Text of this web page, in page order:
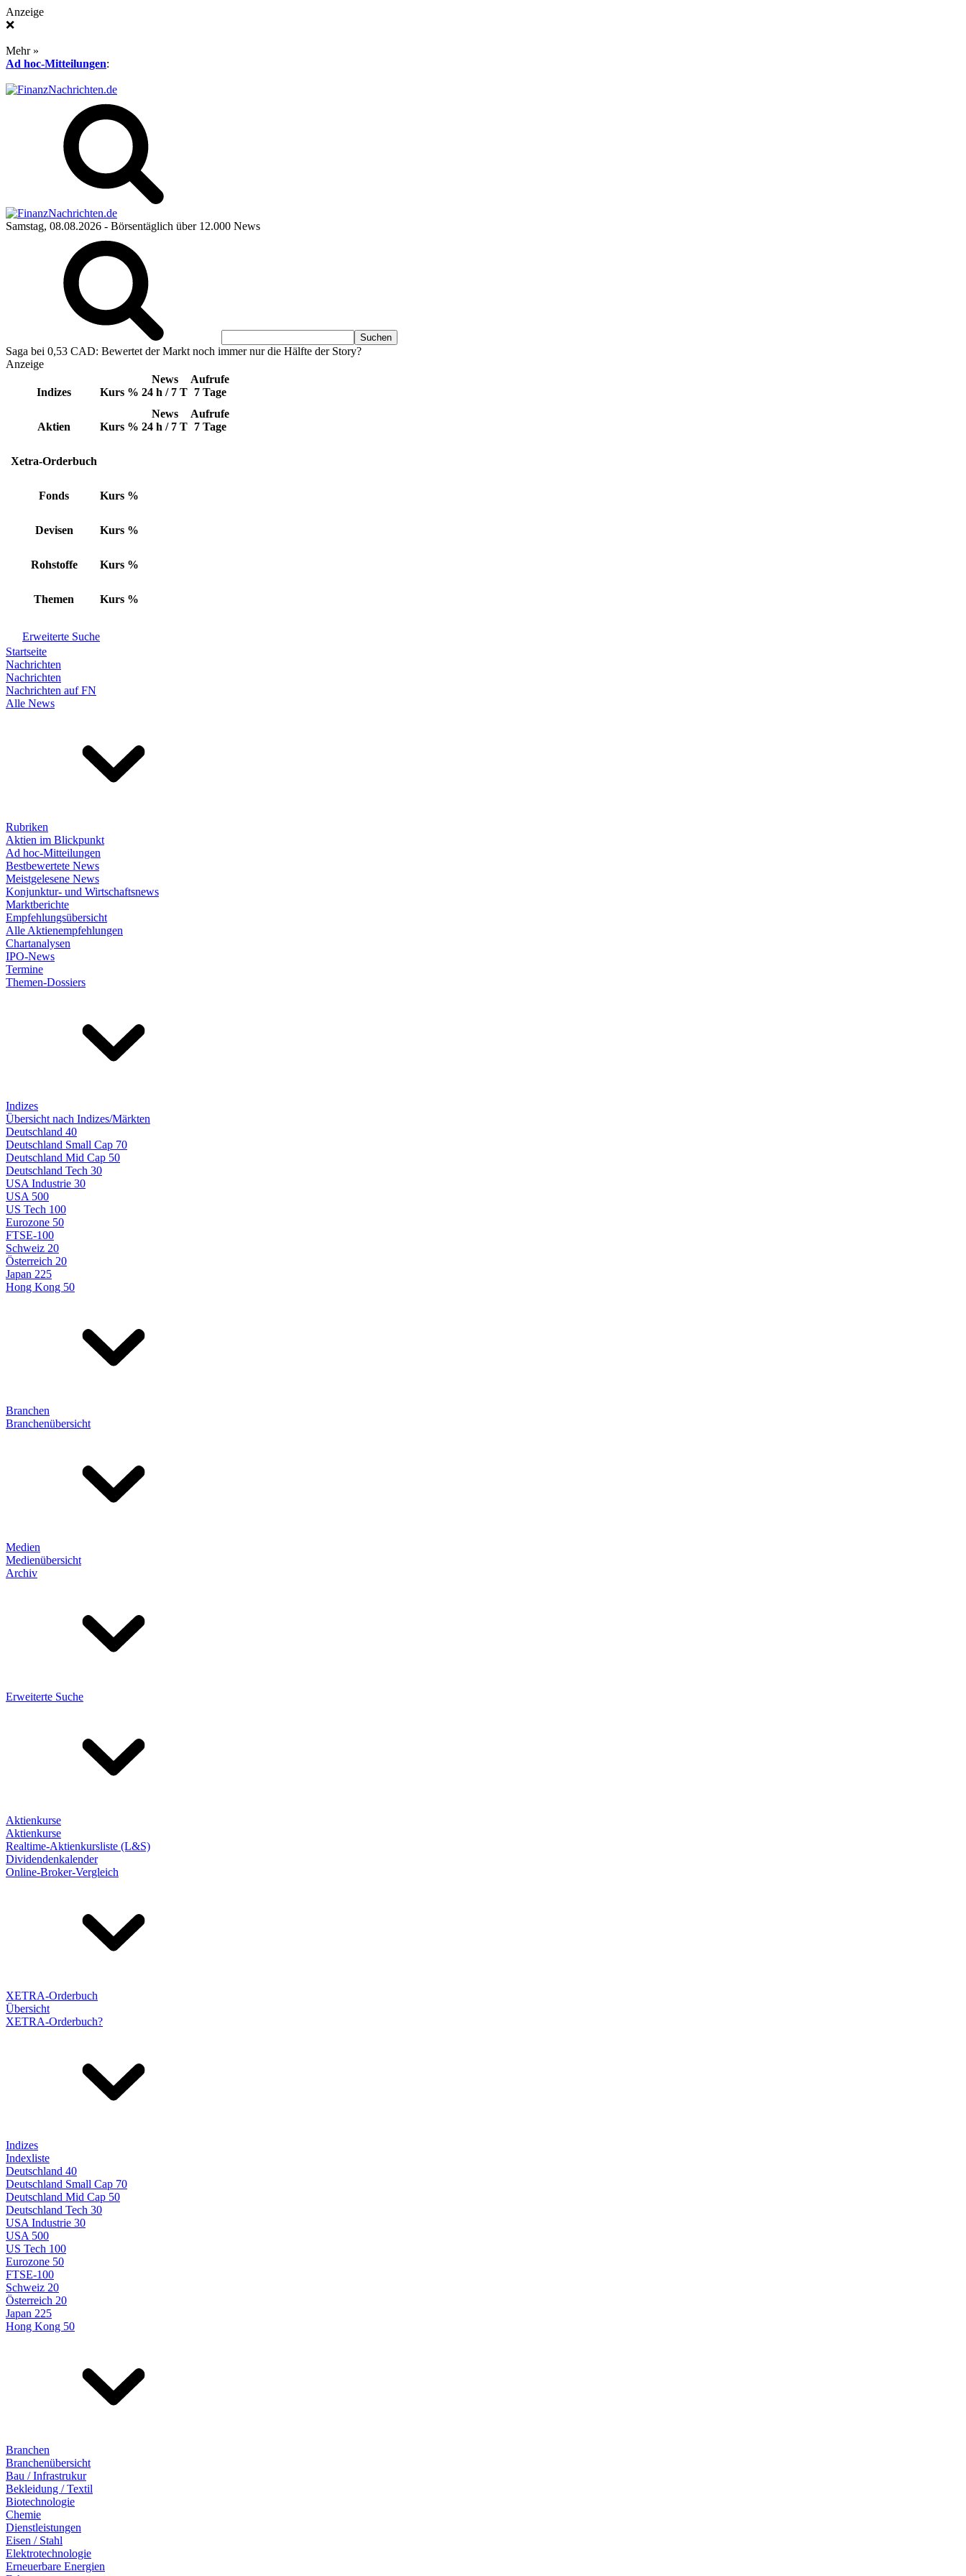
Anzeige
❌
Mehr »
Ad hoc-Mitteilungen:
Samstag, 08.08.2026 - Börsentäglich über 12.000 News
Saga bei 0,53 CAD: Bewertet der Markt noch immer nur die Hälfte der Story?
Anzeige
Indizes Kurs %
News
24 h / 7 T
Aufrufe
7 Tage
Aktien Kurs %
News
24 h / 7 T
Aufrufe
7 Tage
Xetra-Orderbuch
Fonds Kurs %
Devisen Kurs %
Rohstoffe Kurs %
Themen Kurs %
Erweiterte Suche
Startseite
Nachrichten
Nachrichten
Nachrichten auf FN
Alle News
Rubriken
Aktien im Blickpunkt
Ad hoc-Mitteilungen
Bestbewertete News
Meistgelesene News
Konjunktur- und Wirtschaftsnews
Marktberichte
Empfehlungsübersicht
Alle Aktienempfehlungen
Chartanalysen
IPO-News
Termine
Themen-Dossiers
Indizes
Übersicht nach Indizes/Märkten
Deutschland 40
Deutschland Small Cap 70
Deutschland Mid Cap 50
Deutschland Tech 30
USA Industrie 30
USA 500
US Tech 100
Eurozone 50
FTSE-100
Schweiz 20
Österreich 20
Japan 225
Hong Kong 50
Branchen
Branchenübersicht
Medien
Medienübersicht
Archiv
Erweiterte Suche
Aktienkurse
Aktienkurse
Realtime-Aktienkursliste (L&S)
Dividendenkalender
Online-Broker-Vergleich
XETRA-Orderbuch
Übersicht
XETRA-Orderbuch?
Indizes
Indexliste
Deutschland 40
Deutschland Small Cap 70
Deutschland Mid Cap 50
Deutschland Tech 30
USA Industrie 30
USA 500
US Tech 100
Eurozone 50
FTSE-100
Schweiz 20
Österreich 20
Japan 225
Hong Kong 50
Branchen
Branchenübersicht
Bau / Infrastrukur
Bekleidung / Textil
Biotechnologie
Chemie
Dienstleistungen
Eisen / Stahl
Elektrotechnologie
Erneuerbare Energien